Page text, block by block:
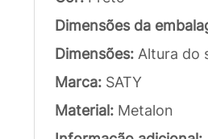
Dimensões da
Dimensões: Altura do
Marca: SATY
Material: Metalon